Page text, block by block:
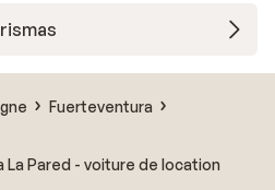
Fuerteventura
Pared - voiture de location